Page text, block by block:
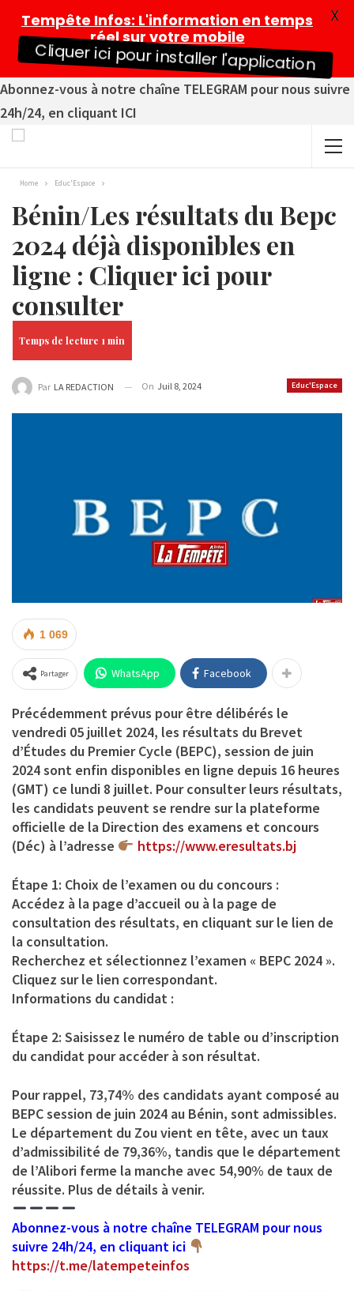
Abonnez-vous à notre chaîne TELEGRAM pour nous suivre
24h/24, en cliquant ICI
Home Educ'Espace
Bénin/Les résultats du Bepc
2024 déjà disponibles en
ligne : Cliquer ici pour
consulter
Educ'Espace
Par LA REDACTION On Juil 8, 2024
1 069
Partager WhatsApp Facebook
Précédemment prévus pour être délibérés le
vendredi 05 juillet 2024, les résultats du Brevet
d’Études du Premier Cycle (BEPC), session de juin
2024 sont enfin disponibles en ligne depuis 16 heures
(GMT) ce lundi 8 juillet. Pour consulter leurs résultats,
les candidats peuvent se rendre sur la plateforme
officielle de la Direction des examens et concours
(Déc) à l’adresse
https://www.eresultats.bj
Étape 1: Choix de l’examen ou du concours :
Accédez à la page d’accueil ou à la page de
consultation des résultats, en cliquant sur le lien de
la consultation.
Recherchez et sélectionnez l’examen « BEPC 2024 ».
Cliquez sur le lien correspondant.
Informations du candidat :
Étape 2: Saisissez le numéro de table ou d’inscription
du candidat pour accéder à son résultat.
Pour rappel, 73,74% des candidats ayant composé au
BEPC session de juin 2024 au Bénin, sont admissibles.
Le département du Zou vient en tête, avec un taux
d’admissibilité de 79,36%, tandis que le département
de l’Alibori ferme la manche avec 54,90% de taux de
réussite. Plus de détails à venir.
Abonnez-vous à notre chaîne TELEGRAM pour nous
suivre 24h/24, en cliquant ici
https://t.me/latempeteinfos
Tempête Infos: L'information en temps
réel sur votre mobile
Cliquer ici pour installer l'application
X